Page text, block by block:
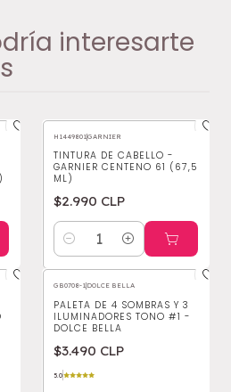
interesarte
H1449801|GARNIER
TINTURA DE CABELLO -
GARNIER CENTENO 61 (67,5
ML)
$2.990 CLP
Cantidad
GB0708-1|DOLCE BELLA
PALETA DE 4 SOMBRAS Y 3
ILUMINADORES TONO #1 -
DOLCE BELLA
$3.490 CLP
5.0